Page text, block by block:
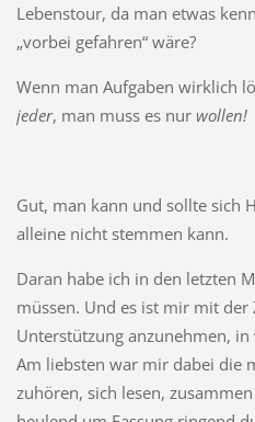
Lebenstour, da man etwas
„vorbei gefahren“ wäre?
Wenn man Aufgaben wirklich
jeder, man muss es nur wollen!
Gut, man kann und sollte sich
alleine nicht stemmen kann.
Daran habe ich in den letzten
müssen. Und es ist mir mit der
Unterstützung anzunehmen,
Am liebsten war mir dabei die
zuhören, sich lesen,